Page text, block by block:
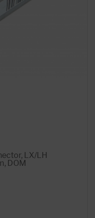
LX/LH
DOM